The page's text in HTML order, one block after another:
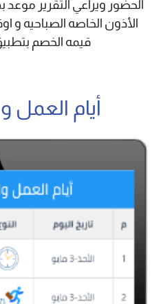
الحضور ويراعي التقرير موعد
الأذون الخاصه الصباحيه و
قيمه الخصم
أيام العمل